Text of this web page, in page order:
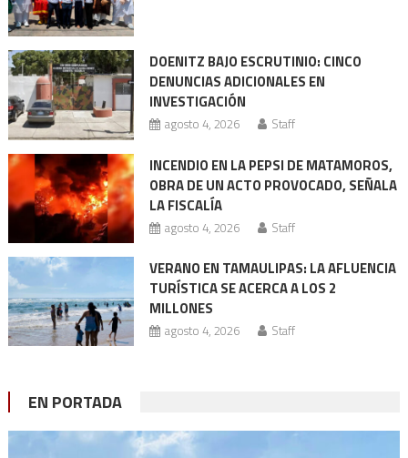
DOENITZ BAJO ESCRUTINIO: CINCO
DENUNCIAS ADICIONALES EN
INVESTIGACIÓN
agosto 4, 2026 Staff
INCENDIO EN LA PEPSI DE MATAMOROS,
OBRA DE UN ACTO PROVOCADO, SEÑALA
LA FISCALÍA
agosto 4, 2026 Staff
VERANO EN TAMAULIPAS: LA AFLUENCIA
TURÍSTICA SE ACERCA A LOS 2
MILLONES
agosto 4, 2026 Staff
EN PORTADA